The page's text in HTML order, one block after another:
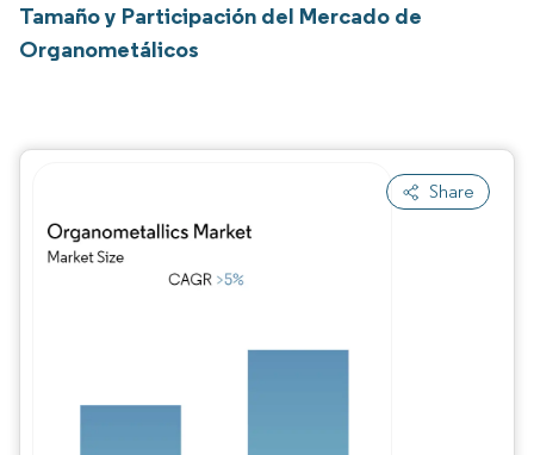
Tamaño y Participación del Mercado de
Organometálicos
Share